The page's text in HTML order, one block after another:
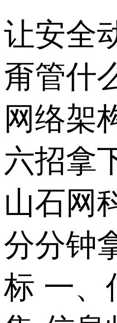
让安全
甭管什
网络架
六招拿
山石网
分分钟
标 一、